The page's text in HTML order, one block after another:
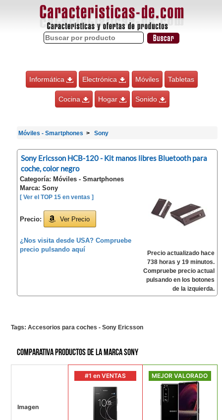
Informática Electrónica Móviles Tabletas
Cocina Hogar Sonido
Móviles - Smartphones Sony
Sony Ericsson HCB-120 - Kit manos libres Bluetooth para
coche, color negro
Categoría: Móviles - Smartphones
Marca: Sony
[ Ver el TOP 15 en ventas ]
Precio: Ver Precio
¿Nos visita desde USA? Compruebe
precio pulsando aquí
Precio actualizado hace
738 horas y 19 minutos.
Compruebe precio actual
pulsando en los botones
de la izquierda.
Tags: Accesorios para coches - Sony Ericsson
Comparativa productos de la marca Sony
Imagen
#1 en VENTAS MEJOR VALORADO